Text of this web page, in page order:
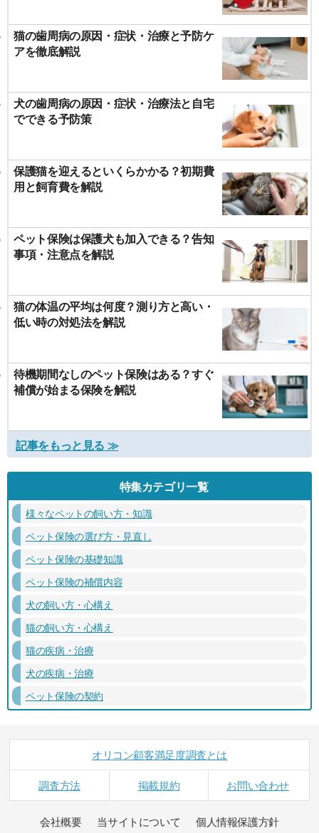
猫の歯周病の原因・症状・治療と予防ケ
アを徹底解説
犬の歯周病の原因・症状・治療法と自宅
でできる予防策
保護猫を迎えるといくらかかる？初期費
用と飼育費を解説
ペット保険は保護犬も加入できる？告知
事項・注意点を解説
猫の体温の平均は何度？測り方と高い・
低い時の対処法を解説
待機期間なしのペット保険はある？すぐ
補償が始まる保険を解説
記事をもっと見る ≫
特集カテゴリ一覧
様々なペットの飼い方・知識
ペット保険の選び方・見直し
ペット保険の基礎知識
ペット保険の補償内容
犬の飼い方・心構え
猫の飼い方・心構え
猫の疾病・治療
犬の疾病・治療
ペット保険の契約
オリコン顧客満足度調査とは
調査方法 掲載規約 お問い合わせ
会社概要 当サイトについて 個人情報保護方針